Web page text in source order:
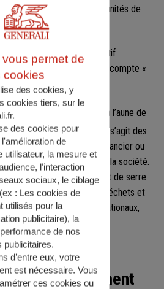
ou sociales (supports en unités de
explicitement un objectif
(supports en unités de compte «
peut être apprécié à l’aune de
négatives(ou PAI)
. Il s’agit des
un acteur du marché financier ou
sur l’environnement et la société.
les émissions de gaz à effet de serre
la biodiversité, l’eau, les déchets et
des standards internationaux,
armes controversées, etc.).
investissement
permet de
cookies
des cookies, y
cookies tiers, sur le
des cookies pour
l'amélioration de
utilisateur, la mesure et
l’interaction
sociaux, le ciblage
: Les cookies de
utilisés pour la
publicitaire), la
de nos
publicitaires.
d’entre eux, votre
est nécessaire. Vous
ces cookies ou